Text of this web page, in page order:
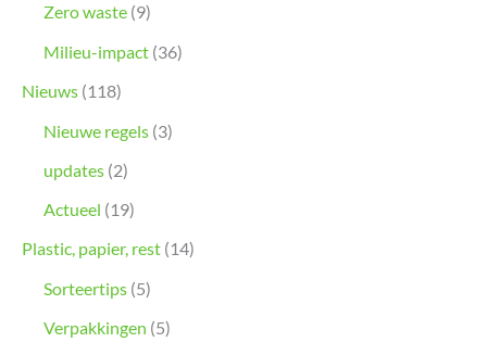
Zero waste (9)
Milieu-impact (36)
Nieuws (118)
Nieuwe regels (3)
updates (2)
Actueel (19)
Plastic, papier, rest (14)
Sorteertips (5)
Verpakkingen (5)